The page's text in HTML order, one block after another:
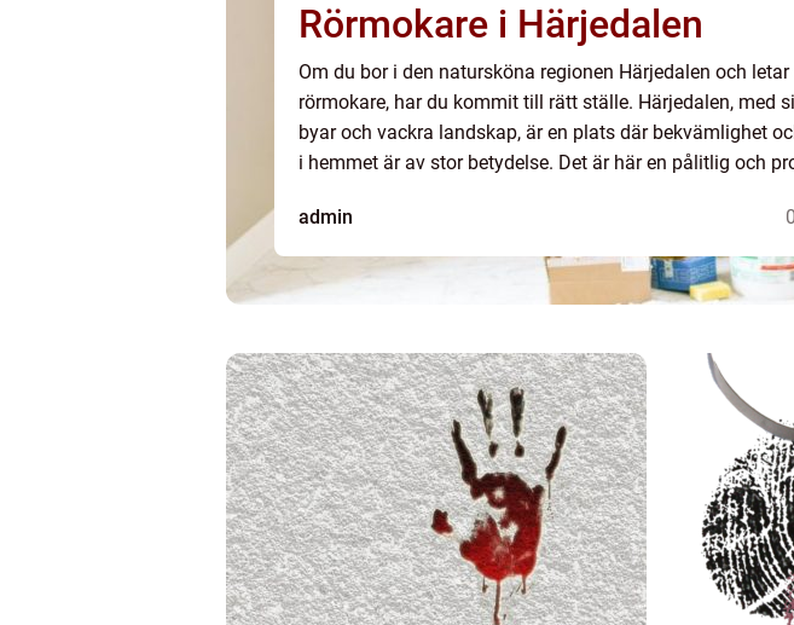
Rörmokare i Härjedalen
Om du bor i den natursköna regionen Härjedalen och letar
rörmokare, har du kommit till rätt ställe. Härjedalen, med
byar och vackra landskap, är en plats där bekvämlighet
i hemmet är av stor betydelse. Det är här en pålitlig och
admin